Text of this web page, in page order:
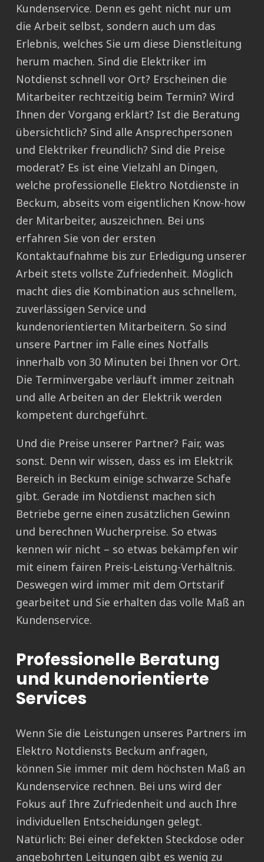
Kundenservice. Denn es geht nicht nur um
die Arbeit selbst, sondern auch um das
Erlebnis, welches Sie um diese Dienstleitung
herum machen. Sind die Elektriker im
Notdienst schnell vor Ort? Erscheinen die
Mitarbeiter rechtzeitig beim Termin? Wird
Ihnen der Vorgang erklärt? Ist die Beratung
übersichtlich? Sind alle Ansprechpersonen
und Elektriker freundlich? Sind die Preise
moderat? Es ist eine Vielzahl an Dingen,
welche professionelle Elektro Notdienste in
Beckum, abseits vom eigentlichen Know-how
der Mitarbeiter, auszeichnen. Bei uns
erfahren Sie von der ersten
Kontaktaufnahme bis zur Erledigung unserer
Arbeit stets vollste Zufriedenheit. Möglich
macht dies die Kombination aus schnellem,
zuverlässigen Service und
kundenorientierten Mitarbeitern. So sind
unsere Partner im Falle eines Notfalls
innerhalb von 30 Minuten bei Ihnen vor Ort.
Die Terminvergabe verläuft immer zeitnah
und alle Arbeiten an der Elektrik werden
kompetent durchgeführt.
Und die Preise unserer Partner? Fair, was
sonst. Denn wir wissen, dass es im Elektrik
Bereich in Beckum einige schwarze Schafe
gibt. Gerade im Notdienst machen sich
Betriebe gerne einen zusätzlichen Gewinn
und berechnen Wucherpreise. So etwas
kennen wir nicht – so etwas bekämpfen wir
mit einem fairen Preis-Leistung-Verhältnis.
Deswegen wird immer mit dem Ortstarif
gearbeitet und Sie erhalten das volle Maß an
Kundenservice.
Professionelle Beratung
und kundenorientierte
Services
Wenn Sie die Leistungen unseres Partners im
Elektro Notdiensts Beckum anfragen,
können Sie immer mit dem höchsten Maß an
Kundenservice rechnen. Bei uns wird der
Fokus auf Ihre Zufriedenheit und auch Ihre
individuellen Entscheidungen gelegt.
Natürlich: Bei einer defekten Steckdose oder
angebohrten Leitungen gibt es wenig zu